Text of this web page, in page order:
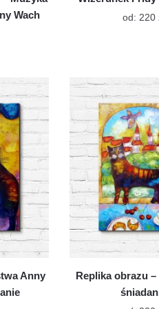
Wach
produktu
od: 220
Anny
Replika obrazu